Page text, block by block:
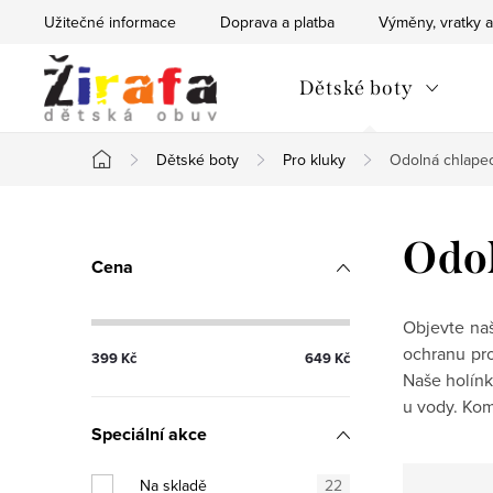
obsah
Užitečné informace Doprava a platba Výměny, vratky
Dětské boty
Domů
Dětské boty Pro kluky Odolná
P
s
r
a
Cena
399Kč 649Kč
Speciální akce
Na skladě
22
Objevte
ochranu
Naše
u vody.